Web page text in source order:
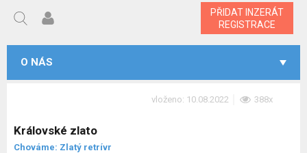
PŘIDAT INZERÁT
REGISTRACE
O NÁS
vloženo: 10.08.2022 388x
Královské zlato
Chováme: Zlatý retrívr